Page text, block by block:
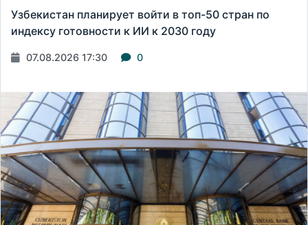
Узбекистан планирует войти в топ-50 стран по
индексу готовности к ИИ к 2030 году
07.08.2026 17:30 0